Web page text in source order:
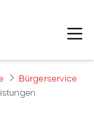
Bürgerservice